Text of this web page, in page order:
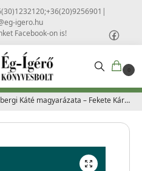
|
igero.hu
Facebook-on is!
0
Káté magyarázata – Fekete Károly